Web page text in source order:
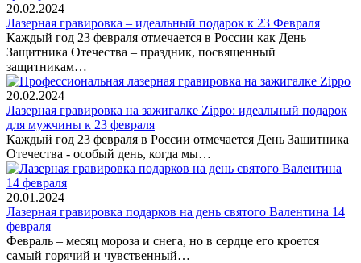
20.02.2024
Лазерная гравировка – идеальный подарок к 23 Февраля
Каждый год 23 февраля отмечается в России как День
Защитника Отечества – праздник, посвященный
защитникам…
20.02.2024
Лазерная гравировка на зажигалке Zippo: идеальный подарок
для мужчины к 23 февраля
Каждый год 23 февраля в России отмечается День Защитника
Отечества - особый день, когда мы…
20.01.2024
Лазерная гравировка подарков на день святого Валентина 14
февраля
Февраль – месяц мороза и снега, но в сердце его кроется
самый горячий и чувственный…